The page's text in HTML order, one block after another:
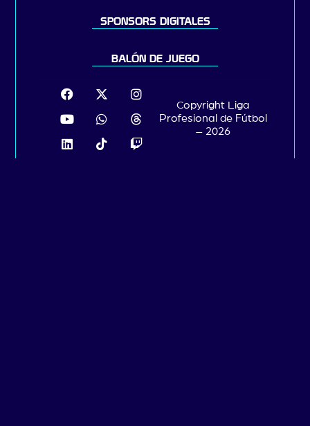
SPONSORS DIGITALES
BALÓN DE JUEGO
Copyright Liga
Profesional de Fútbol
– 2026